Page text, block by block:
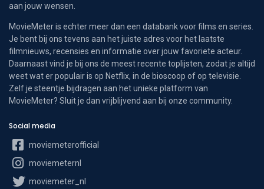
aan jouw wensen.
MovieMeter is echter meer dan een databank voor films en series.
Je bent bij ons tevens aan het juiste adres voor het laatste
filmnieuws, recensies en informatie over jouw favoriete acteur.
Daarnaast vind je bij ons de meest recente toplijsten, zodat je altijd
weet wat er populair is op Netflix, in de bioscoop of op televisie.
Zelf je steentje bijdragen aan het unieke platform van
MovieMeter? Sluit je dan vrijblijvend aan bij onze community.
Social media
moviemeterofficial
moviemeternl
moviemeter_nl